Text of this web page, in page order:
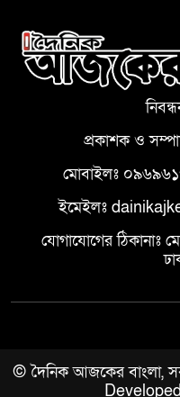
প্রকাশক ও
মোবাইলঃ
ইমেইলঃ
যোগাযোগের ঠিকানাঃ
© দৈনিক আজকের বাংলা,